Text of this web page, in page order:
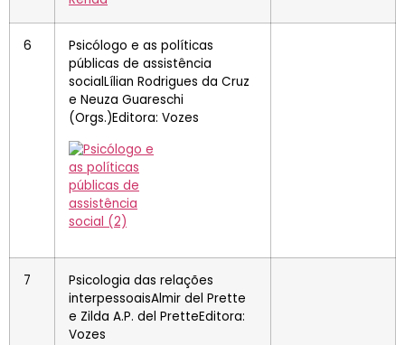
6
Psicólogo e as políticas
públicas de assistência
socialLílian Rodrigues da Cruz
e Neuza Guareschi
(Orgs.)Editora: Vozes
7
Psicologia das relações
interpessoaisAlmir del Prette
e Zilda A.P. del PretteEditora:
Vozes